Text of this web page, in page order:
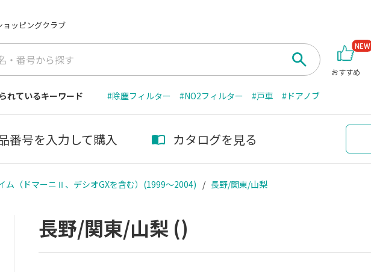
ッピングクラブ
おすすめ
NEW
れているキーワード #除塵フィルター #NO2フィルター #戸車 #ドアノブ
番号を入力して購入 カタログを見る
ム（ドマーニⅡ、デシオGXを含む）(1999～2004) 長野/関東/山梨
長野/関東/山梨 ()